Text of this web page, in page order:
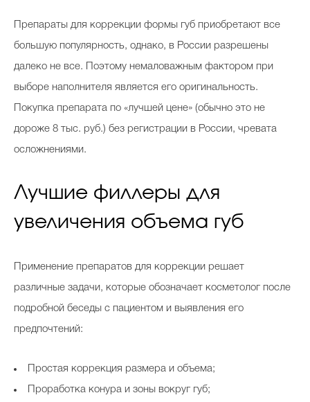
Препараты для коррекции формы губ приобретают все
большую популярность, однако, в России разрешены
далеко не все. Поэтому немаловажным фактором при
выборе наполнителя является его оригинальность.
Покупка препарата по «лучшей цене» (обычно это не
дороже 8 тыс. руб.) без регистрации в России, чревата
осложнениями.
Лучшие филлеры для
увеличения объема губ
Применение препаратов для коррекции решает
различные задачи, которые обозначает косметолог после
подробной беседы с пациентом и выявления его
предпочтений:
Простая коррекция размера и объема;
Проработка конура и зоны вокруг губ;